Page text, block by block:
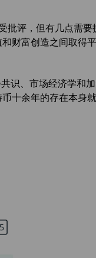
评，但有几点需
财富创造之间取得
识、市场经济学和
十余年的存在本身就